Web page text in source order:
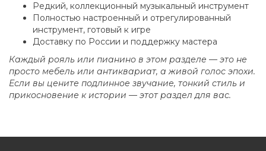
Редкий, коллекционный музыкальный инструмент
Полностью настроенный и отрегулированный
инструмент, готовый к игре
Доставку по России и поддержку мастера
Каждый рояль или пианино в этом разделе — это не
просто мебель или антиквариат, а живой голос эпохи.
Если вы цените подлинное звучание, тонкий стиль и
прикосновение к истории — этот раздел для вас.